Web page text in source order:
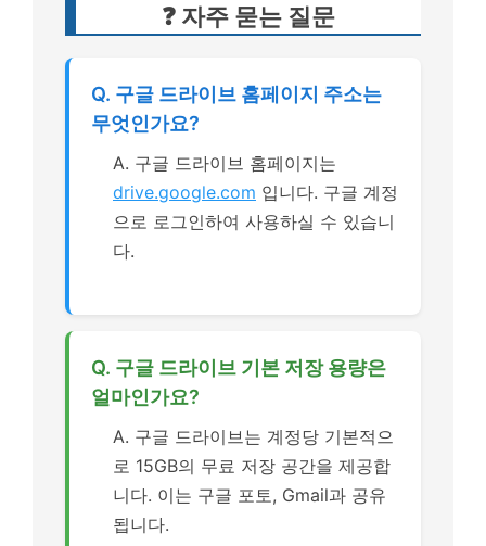
❓ 자주 묻는 질문
Q. 구글 드라이브 홈페이지 주소는
무엇인가요?
A. 구글 드라이브 홈페이지는
drive.google.com 입니다. 구글 계정
으로 로그인하여 사용하실 수 있습니
다.
Q. 구글 드라이브 기본 저장 용량은
얼마인가요?
A. 구글 드라이브는 계정당 기본적으
로 15GB의 무료 저장 공간을 제공합
니다. 이는 구글 포토, Gmail과 공유
됩니다.